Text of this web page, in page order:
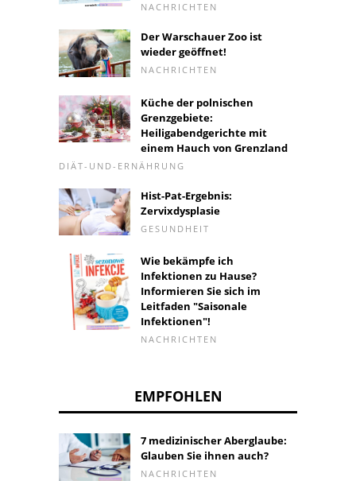
NACHRICHTEN
Der Warschauer Zoo ist
wieder geöffnet!
NACHRICHTEN
Küche der polnischen
Grenzgebiete:
Heiligabendgerichte mit
einem Hauch von Grenzland
DIÄT-UND-ERNÄHRUNG
Hist-Pat-Ergebnis:
Zervixdysplasie
GESUNDHEIT
Wie bekämpfe ich
Infektionen zu Hause?
Informieren Sie sich im
Leitfaden "Saisonale
Infektionen"!
NACHRICHTEN
EMPFOHLEN
7 medizinischer Aberglaube:
Glauben Sie ihnen auch?
NACHRICHTEN